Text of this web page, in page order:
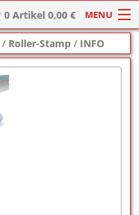
0 Artikel 0,00 € MENU
/ Roller-Stamp / INFO